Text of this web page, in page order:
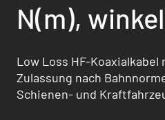
N(m), winkel
Low Loss HF-
Zulassung nach
Schienen- und